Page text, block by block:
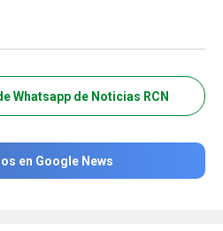
Whatsapp de Noticias RCN
en Google News